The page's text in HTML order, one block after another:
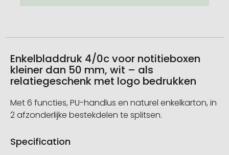
Enkelbladdruk 4/0c voor notitieboxen
kleiner dan 50 mm, wit – als
relatiegeschenk met logo bedrukken
Met 6 functies, PU-handlus en naturel enkelkarton, in
2 afzonderlijke bestekdelen te splitsen.
Specification